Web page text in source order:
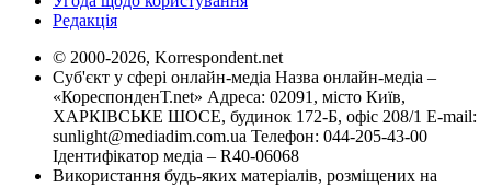
Редакція
© 2000-2026, Korrespondent.net
Суб'єкт у сфері онлайн-медіа Назва онлайн-медіа –
«КореспонденТ.net» Адреса: 02091, місто Київ,
ХАРКІВСЬКЕ ШОСЕ, будинок 172-Б, офіс 208/1 E-mail:
sunlight@mediadim.com.ua Телефон: 044-205-43-00
Ідентифікатор медіа – R40-06068
Використання будь-яких матеріалів, розміщених на